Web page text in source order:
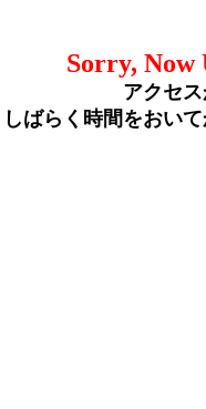
Sorry, Now
アクセ
しばらく時間をおい